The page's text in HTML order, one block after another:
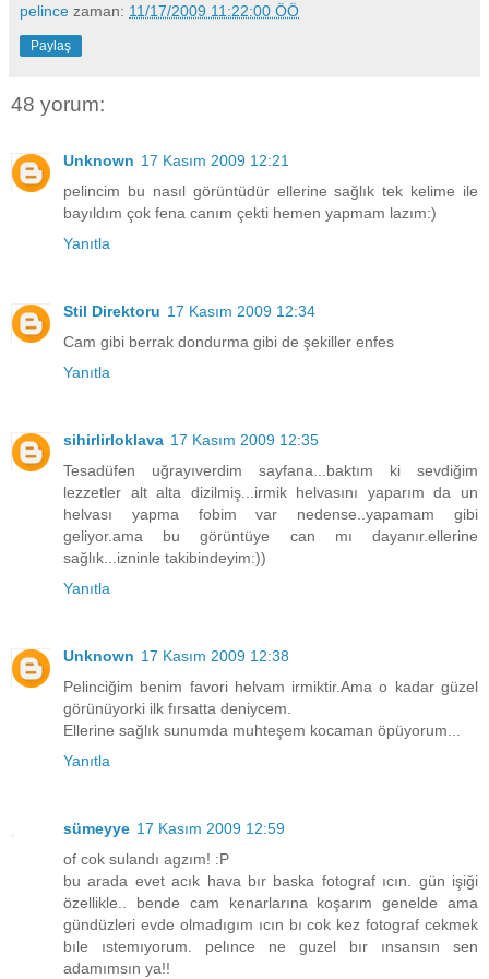
pelince zaman: 11/17/2009 11:22:00 ÖÖ
Paylaş
48 yorum:
Unknown 17 Kasım 2009 12:21
pelincim bu nasıl görüntüdür ellerine sağlık tek kelime ile
bayıldım çok fena canım çekti hemen yapmam lazım:)
Yanıtla
Stil Direktoru 17 Kasım 2009 12:34
Cam gibi berrak dondurma gibi de şekiller enfes
Yanıtla
sihirlirloklava 17 Kasım 2009 12:35
Tesadüfen uğrayıverdim sayfana...baktım ki sevdiğim
lezzetler alt alta dizilmiş...irmik helvasını yaparım da un
helvası yapma fobim var nedense..yapamam gibi
geliyor.ama bu görüntüye can mı dayanır.ellerine
sağlık...izninle takibindeyim:))
Yanıtla
Unknown 17 Kasım 2009 12:38
Pelinciğim benim favori helvam irmiktir.Ama o kadar güzel
görünüyorki ilk fırsatta deniycem.
Ellerine sağlık sunumda muhteşem kocaman öpüyorum...
Yanıtla
sümeyye 17 Kasım 2009 12:59
of cok sulandı agzım! :P
bu arada evet acık hava bır baska fotograf ıcın. gün işiği
özellikle.. bende cam kenarlarına koşarım genelde ama
gündüzleri evde olmadıgım ıcın bı cok kez fotograf cekmek
bıle ıstemıyorum. pelınce ne guzel bır ınsansın sen
adamımsın ya!!